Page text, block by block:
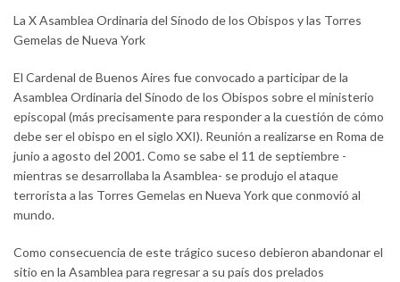
La X Asamblea Ordinaria del Sínodo de los Obispos y las Torres
Gemelas de Nueva York
El Cardenal de Buenos Aires fue convocado a participar de la
Asamblea Ordinaria del Sínodo de los Obispos sobre el ministerio
episcopal (más precisamente para responder a la cuestión de cómo
debe ser el obispo en el siglo XXI). Reunión a realizarse en Roma de
junio a agosto del 2001. Como se sabe el 11 de septiembre -
mientras se desarrollaba la Asamblea- se produjo el ataque
terrorista a las Torres Gemelas en Nueva York que conmovió al
mundo.
Como consecuencia de este trágico suceso debieron abandonar el
sitio en la Asamblea para regresar a su país dos prelados